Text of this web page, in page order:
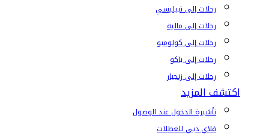
رحلات إلى تبيليسي
رحلات إلى ماليه
رحلات إلى كولومبو
رحلات إلى باكو
رحلات إلى زنجبار
اكتشف المزيد
تأشيرة الدخول عند الوصول
فلاي دبي للعطلات